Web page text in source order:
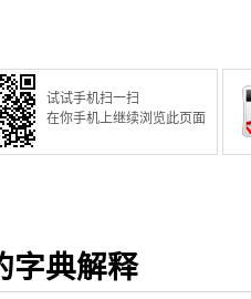
试试手机扫一扫
在你手机上继续浏览此页面
字典解释